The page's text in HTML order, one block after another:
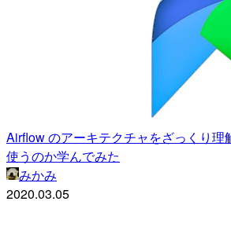
Airflow のアーキテクチャをざっくり理
使うのか学んでみた
みかみ
2020.03.05